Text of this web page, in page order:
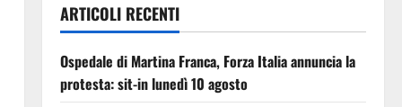
ARTICOLI RECENTI
Ospedale di Martina Franca, Forza Italia annuncia la
protesta: sit-in lunedì 10 agosto